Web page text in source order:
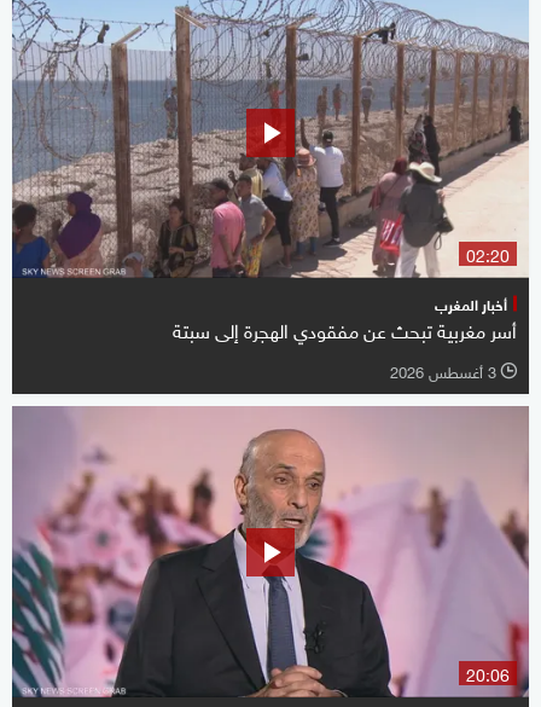
02:20
أخبار المغرب
أسر مغربية تبحث عن مفقودي الهجرة إلى سبتة
l 3 أغسطس 2026
20:06